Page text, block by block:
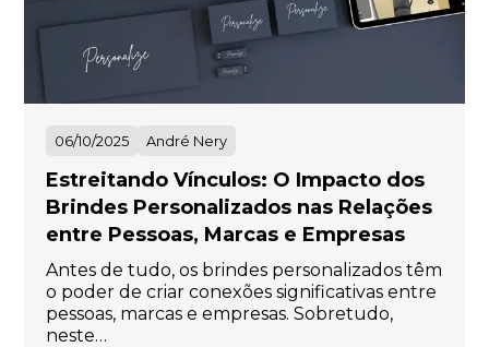
06/10/2025 André Nery
Estreitando Vínculos: O Impacto dos
Brindes Personalizados nas Relações
entre Pessoas, Marcas e Empresas
Antes de tudo, os brindes personalizados têm
o poder de criar conexões significativas entre
pessoas, marcas e empresas. Sobretudo,
neste…